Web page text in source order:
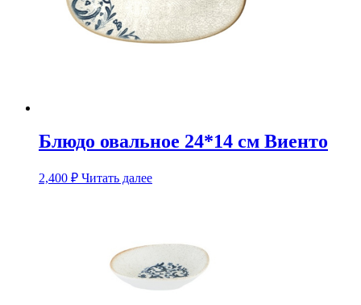
Блюдо овальное 24*14 см Виенто
2,400 ₽ Читать далее